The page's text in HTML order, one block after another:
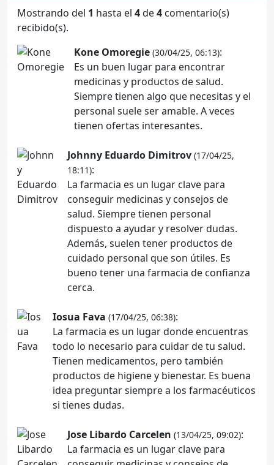
Mostrando del 1 hasta el 4de4 comentario(s)
recibido(s).
Kone Omoregie (30/04/25, 06:13):
Es un buen lugar para encontrar
medicinas y productos de salud.
Siempre tienen algo que necesitas y el
personal suele ser amable. A veces
tienen ofertas interesantes.
Johnny Eduardo Dimitrov (17/04/25,
18:11):
La farmacia es un lugar clave para
conseguir medicinas y consejos de
salud. Siempre tienen personal
dispuesto a ayudar y resolver dudas.
Además, suelen tener productos de
cuidado personal que son útiles. Es
bueno tener una farmacia de confianza
cerca.
Iosua Fava (17/04/25, 06:38):
La farmacia es un lugar donde encuentras
todo lo necesario para cuidar de tu salud.
Tienen medicamentos, pero también
productos de higiene y bienestar. Es buena
idea preguntar siempre a los farmacéuticos
si tienes dudas.
Jose Libardo Carcelen (13/04/25, 09:02):
La farmacia es un lugar clave para